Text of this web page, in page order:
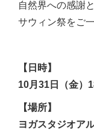
自然界への感謝
サウィン祭をご
【日時】
10月31日（金
【場所】
ヨガスタジオア